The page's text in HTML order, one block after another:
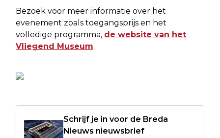
Bezoek voor meer informatie over het
evenement zoals toegangsprijs en het
volledige programma, de website van het
Vliegend Museum .
Schrijf je in voor de Breda
Nieuws nieuwsbrief